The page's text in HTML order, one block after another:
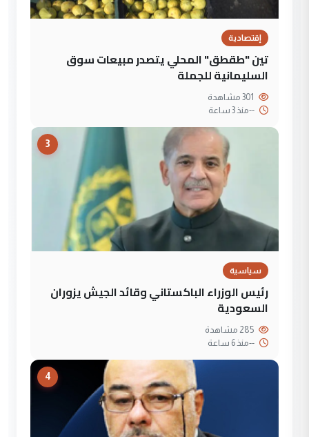
إقتصادية
تين "طقطق" المحلي يتصدر مبيعات سوق
السليمانية للجملة
--منذ 3 ساعة
3
سياسية
رئيس الوزراء الباكستاني وقائد الجيش يزوران
السعودية
--منذ 6 ساعة
4